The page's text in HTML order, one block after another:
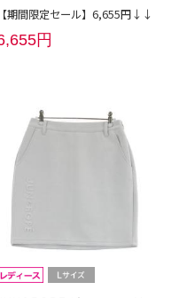
【期間限定セール】6,655円↓↓
円